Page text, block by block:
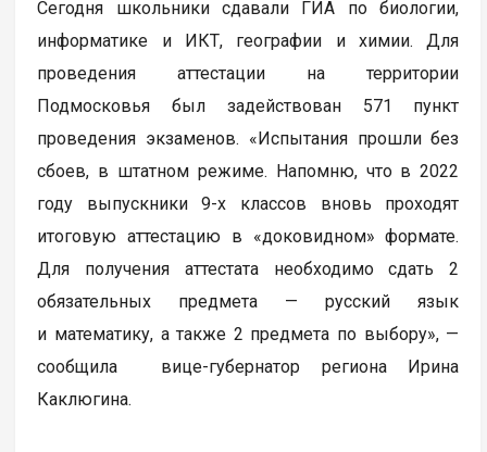
Сегодня школьники сдавали ГИА по биологии,
информатике и ИКТ, географии и химии. Для
проведения аттестации на территории
Подмосковья был задействован 571 пункт
проведения экзаменов. «Испытания прошли без
сбоев, в штатном режиме. Напомню, что в 2022
году выпускники 9-х классов вновь проходят
итоговую аттестацию в «доковидном» формате.
Для получения аттестата необходимо сдать 2
обязательных предмета — русский язык
и математику, а также 2 предмета по выбору», —
сообщила вице-губернатор региона Ирина
Каклюгина.